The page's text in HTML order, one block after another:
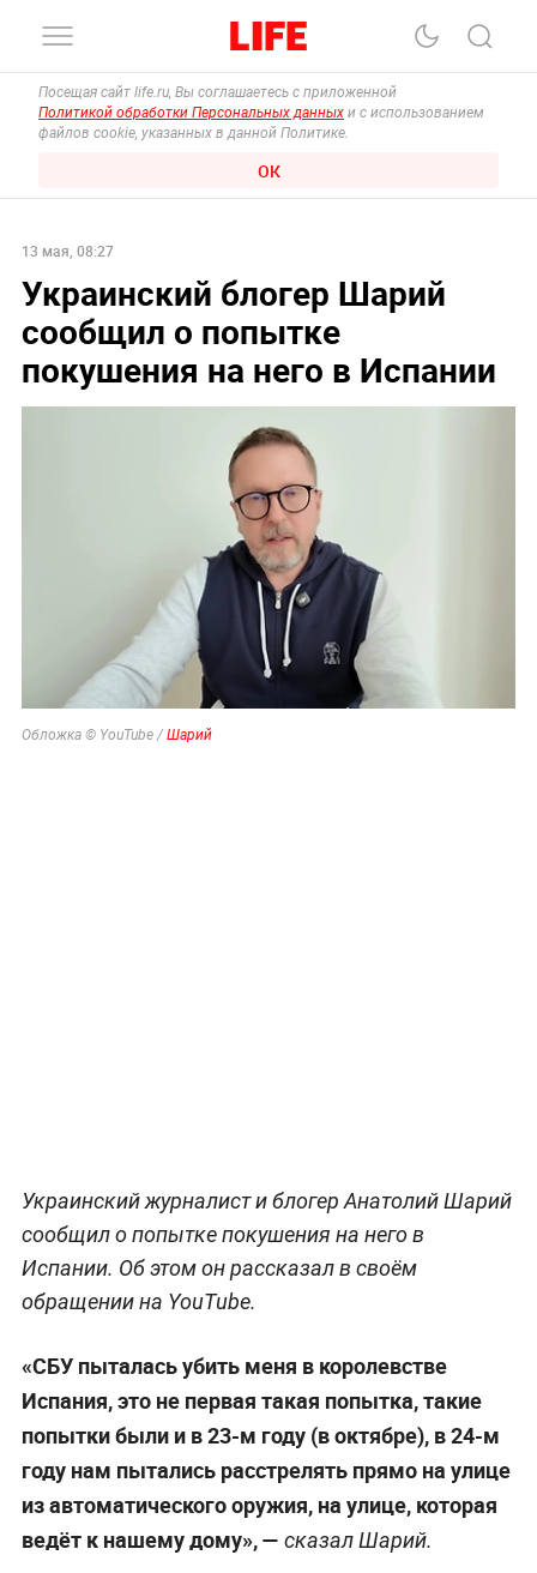
Посещая сайт life.ru, Вы соглашаетесь с приложенной
Политикой обработки Персональных данных и с использованием
файлов cookie, указанных в данной Политике.
ОК
13 мая, 08:27
Украинский блогер Шарий
сообщил о попытке
покушения на него в Испании
Обложка © YouTube / Шарий
Украинский журналист и блогер Анатолий Шарий
сообщил о попытке покушения на него в
Испании. Об этом он рассказал в своём
обращении на YouTube.
«СБУ пыталась убить меня в королевстве
Испания, это не первая такая попытка, такие
попытки были и в 23-м году (в октябре), в 24-м
году нам пытались расстрелять прямо на улице
из автоматического оружия, на улице, которая
ведёт к нашему дому», — сказал Шарий.